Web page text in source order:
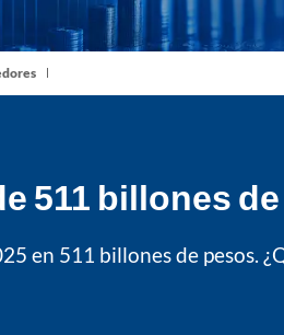
511 billones
en 511 billones de pesos.